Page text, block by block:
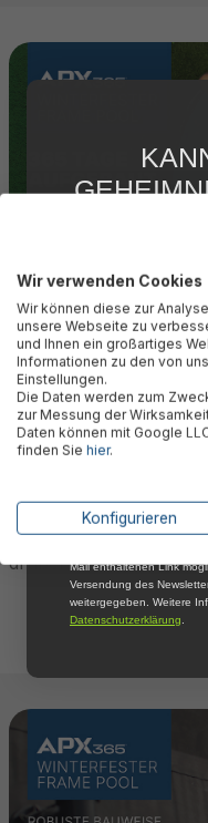
Lass ihn
macht
Polar-Shield™ -
Wasserstand auf zwei
drüber – fertig. Kein
Wir verwenden Cookies
Wir können diese zur
unsere Webseite zu
und Ihnen ein großartiges
Informationen zu den von
Einstellungen.
Die Daten werden zum
zur Messung der
Daten können mit Google
finden Sie hier.
Konfigurieren
Abonniere
Newsletter,
Aktionen
bei
Email
*Mit der Anmeldung zum
Mail über aktuelle
Mail enthaltenen Link
Versendung des
weitergegeben. Weitere
Datenschutzerklärung